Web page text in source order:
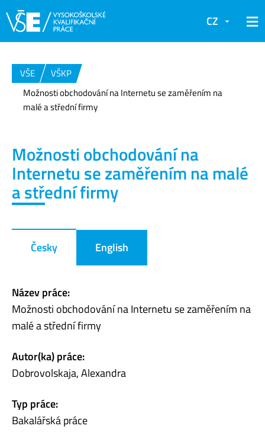
CZ
VŠE
VŠKP
Možnosti obchodování na Internetu se zaměřením na
malé a střední firmy
Možnosti obchodování na
Internetu se zaměřením na malé
a střední firmy
Česky English
Název práce:
Možnosti obchodování na Internetu se zaměřením na
malé a střední firmy
Autor(ka) práce:
Dobrovolskaja, Alexandra
Typ práce:
Bakalářská práce